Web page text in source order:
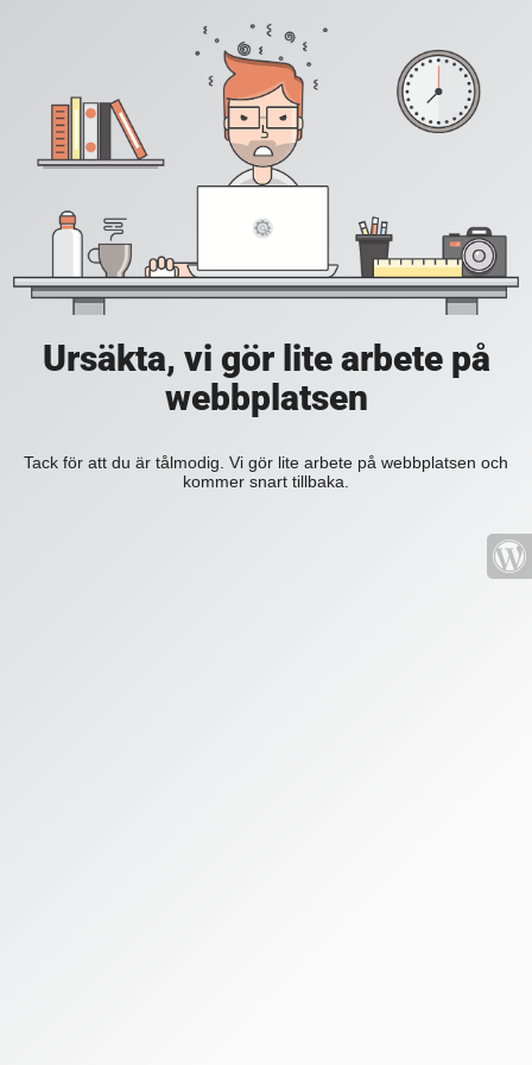
Ursäkta, vi gör lite arbete på
webbplatsen
Tack för att du är tålmodig. Vi gör lite arbete på webbplatsen och
kommer snart tillbaka.